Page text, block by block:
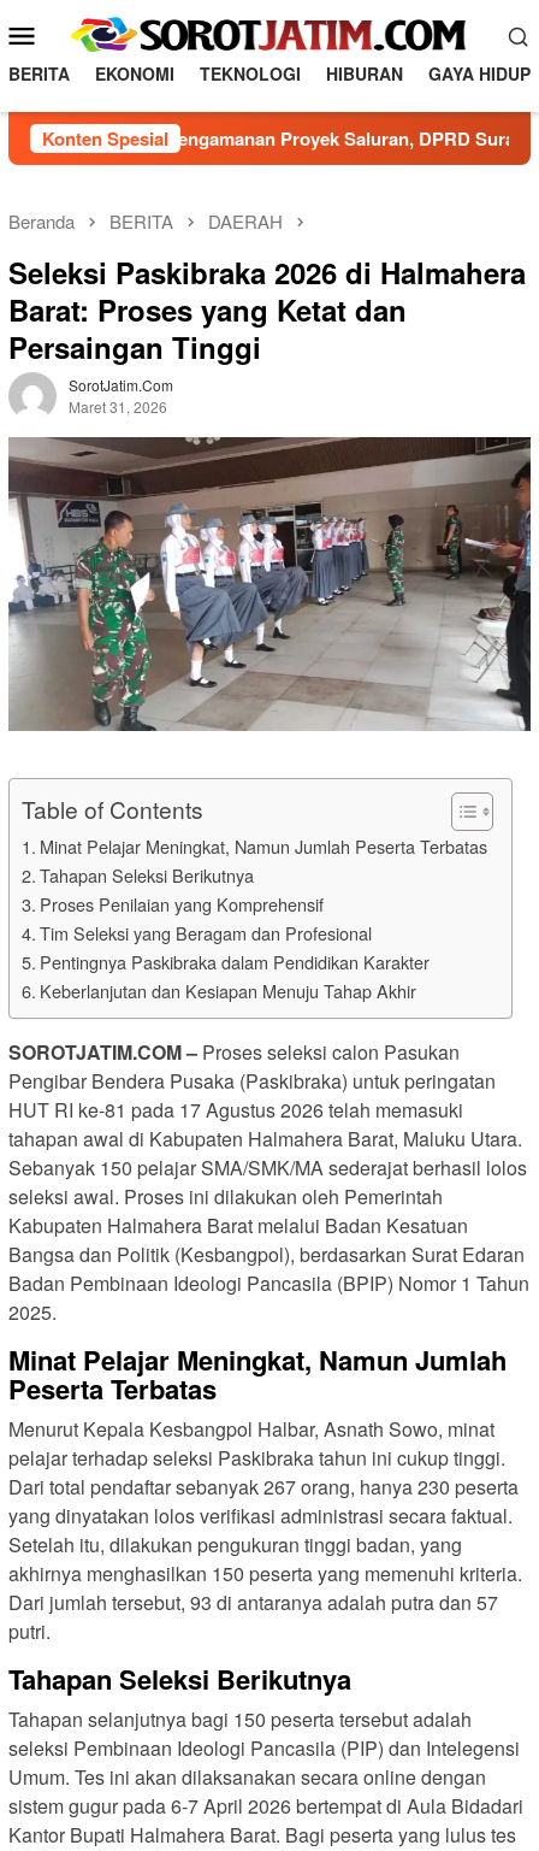
o
a
e
u
M
b
i
l
e
BERITA EKONOMI TEKNOLOGI HIBURAN GAYA HIDUP
Konten Spesial
Minim Pengamanan Proyek Saluran, DPRD Surabaya
Beranda BERITA DAERAH
Seleksi Paskibraka 2026 di Halmahera
Barat: Proses yang Ketat dan
Persaingan Tinggi
SorotJatim.com
Maret 31, 2026
Table of Contents
Minat Pelajar Meningkat, Namun Jumlah Peserta Terbatas
Tahapan Seleksi Berikutnya
Proses Penilaian yang Komprehensif
Tim Seleksi yang Beragam dan Profesional
Pentingnya Paskibraka dalam Pendidikan Karakter
Keberlanjutan dan Kesiapan Menuju Tahap Akhir
SOROTJATIM.COM – Proses seleksi calon Pasukan
Pengibar Bendera Pusaka (Paskibraka) untuk peringatan
HUT RI ke-81 pada 17 Agustus 2026 telah memasuki
tahapan awal di Kabupaten Halmahera Barat, Maluku Utara.
Sebanyak 150 pelajar SMA/SMK/MA sederajat berhasil lolos
seleksi awal. Proses ini dilakukan oleh Pemerintah
Kabupaten Halmahera Barat melalui Badan Kesatuan
Bangsa dan Politik (Kesbangpol), berdasarkan Surat Edaran
Badan Pembinaan Ideologi Pancasila (BPIP) Nomor 1 Tahun
2025.
Minat Pelajar Meningkat, Namun Jumlah
Peserta Terbatas
Menurut Kepala Kesbangpol Halbar, Asnath Sowo, minat
pelajar terhadap seleksi Paskibraka tahun ini cukup tinggi.
Dari total pendaftar sebanyak 267 orang, hanya 230 peserta
yang dinyatakan lolos verifikasi administrasi secara faktual.
Setelah itu, dilakukan pengukuran tinggi badan, yang
akhirnya menghasilkan 150 peserta yang memenuhi kriteria.
Dari jumlah tersebut, 93 di antaranya adalah putra dan 57
putri.
Tahapan Seleksi Berikutnya
Tahapan selanjutnya bagi 150 peserta tersebut adalah
seleksi Pembinaan Ideologi Pancasila (PIP) dan Intelegensi
Umum. Tes ini akan dilaksanakan secara online dengan
sistem gugur pada 6-7 April 2026 bertempat di Aula Bidadari
Kantor Bupati Halmahera Barat. Bagi peserta yang lulus tes